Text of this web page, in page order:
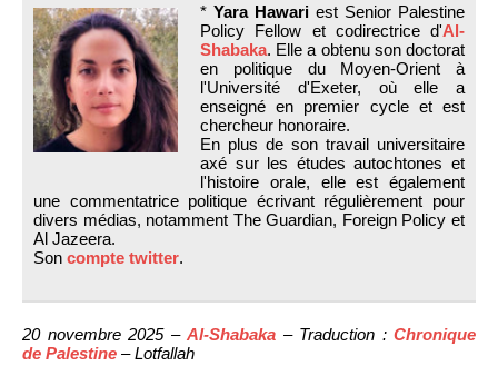
* Yara Hawari est Senior Palestine
Policy Fellow et codirectrice d'Al-
Shabaka. Elle a obtenu son doctorat
en politique du Moyen-Orient à
l'Université d'Exeter, où elle a
enseigné en premier cycle et est
chercheur honoraire.
En plus de son travail universitaire
axé sur les études autochtones et
l'histoire orale, elle est également
une commentatrice politique écrivant régulièrement pour
divers médias, notamment The Guardian, Foreign Policy et
Al Jazeera.
Son compte twitter.
20 novembre 2025 – Al-Shabaka – Traduction : Chronique
de Palestine – Lotfallah